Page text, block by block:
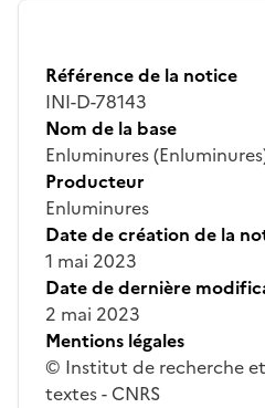
Référence de la notice
INI-D-78143
Nom de la base
Enluminures
Producteur
Enluminures
Date de création de la
1 mai 2023
Date de dernière
2 mai 2023
Mentions légales
© Institut de recherche
textes - CNRS